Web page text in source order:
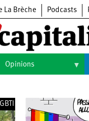
La Brèche Podcasts
Opinions